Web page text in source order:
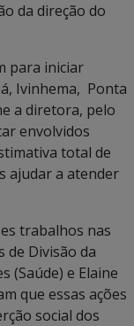
da direção do
para iniciar
Ivinhema, Ponta
a diretora, pelo
envolvidos
total de
ajudar a atender
trabalhos nas
de Divisão da
(Saúde) e Elaine
que essas ações
social dos